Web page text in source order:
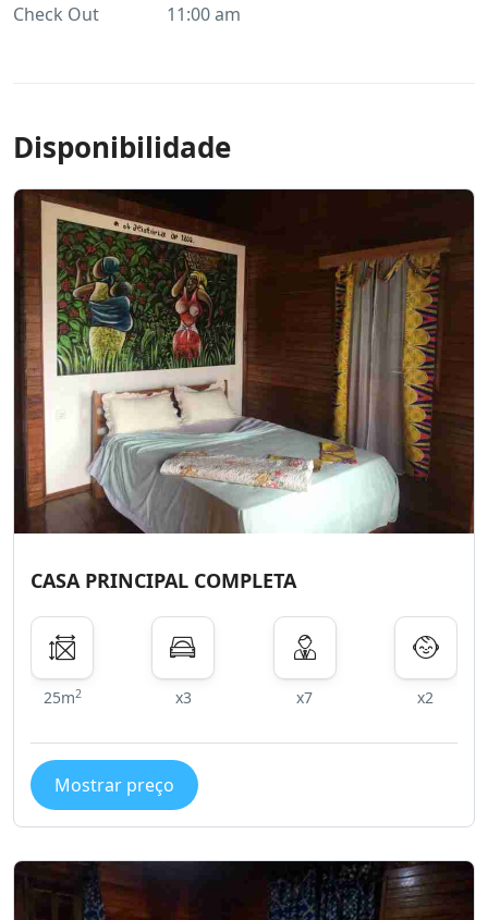
Check Out 11:00 am
Disponibilidade
CASA PRINCIPAL COMPLETA
25m2 x3 x7 x2
Mostrar preço